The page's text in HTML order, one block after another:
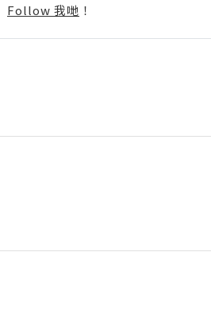
Follow 我哋 ！